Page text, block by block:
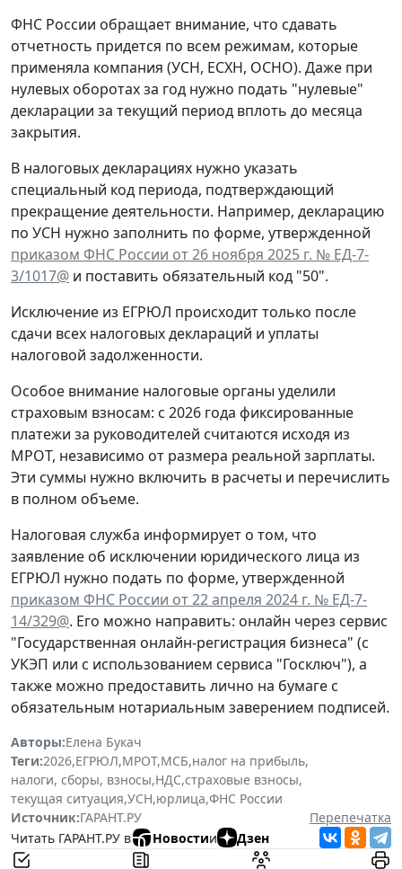
ФНС России обращает внимание, что сдавать
отчетность придется по всем режимам, которые
применяла компания (УСН, ЕСХН, ОСНО). Даже при
нулевых оборотах за год нужно подать "нулевые"
декларации за текущий период вплоть до месяца
закрытия.
В налоговых декларациях нужно указать
специальный код периода, подтверждающий
прекращение деятельности. Например, декларацию
по УСН нужно заполнить по форме, утвержденной
приказом ФНС России от 26 ноября 2025 г. № ЕД-7-
3/1017@ и поставить обязательный код "50".
Исключение из ЕГРЮЛ происходит только после
сдачи всех налоговых деклараций и уплаты
налоговой задолженности.
Особое внимание налоговые органы уделили
страховым взносам: с 2026 года фиксированные
платежи за руководителей считаются исходя из
МРОТ, независимо от размера реальной зарплаты.
Эти суммы нужно включить в расчеты и перечислить
в полном объеме.
Налоговая служба информирует о том, что
заявление об исключении юридического лица из
ЕГРЮЛ нужно подать по форме, утвержденной
приказом ФНС России от 22 апреля 2024 г. № ЕД-7-
14/329@. Его можно направить: онлайн через сервис
"Государственная онлайн-регистрация бизнеса" (с
УКЭП или с использованием сервиса "Госключ"), а
также можно предоставить лично на бумаге с
обязательным нотариальным заверением подписей.
Авторы:Елена Букач
Теги:2026,ЕГРЮЛ,МРОТ,МСБ,налог на прибыль,
налоги, сборы, взносы,НДС,страховые взносы,
текущая ситуация,УСН,юрлица,ФНС России
Источник:ГАРАНТ.РУ
Перепечатка
Читать ГАРАНТ.РУ в
Новостии Дзен